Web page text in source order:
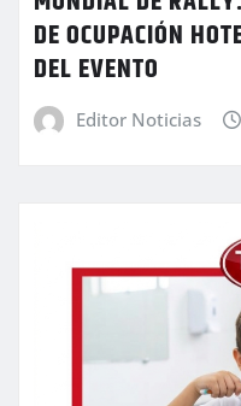
DE OCUPACIÓN
DEL EVENTO
Editor Noticias